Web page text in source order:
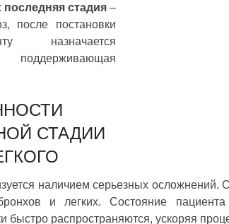
последняя стадия –
после постановки
назначается
поддерживающая
СТАДИИ
наличием серьезных осложнений.
и легких. Состояние пациента
быстро распространяются, ускоряя